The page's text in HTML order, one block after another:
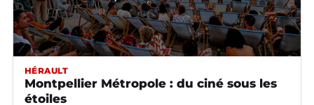
HÉRAULT
Montpellier Métropole : du ciné sous les
étoiles